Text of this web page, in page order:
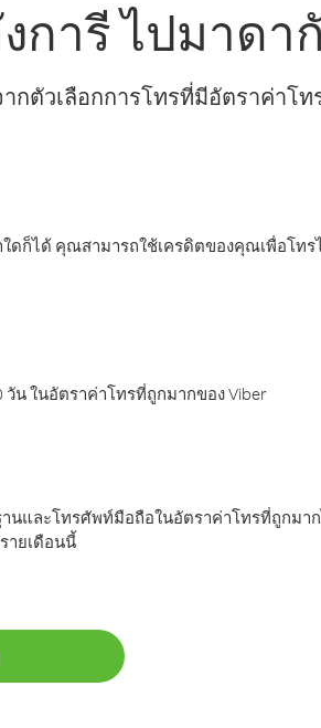
การี ไปมาดา
ตัวเลือกการโทรที่มีอัตราค่าโ
ใดก็ได้ คุณสามารถใช้เครดิตของคุณเพื่อโทร
น ในอัตราค่าโทรที่ถูกมากของ Viber
นและโทรศัพท์มือถือในอัตราค่าโทรที่ถูกมา
ายเดือนนี้